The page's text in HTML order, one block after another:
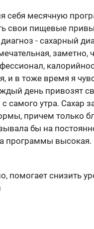
себя месячную
свои пищевые
- сахарный
заметно,
и в тоже время я
день привозят
самого утра. Сахар
причем только
бы на
программы высокая.
помогает снизить